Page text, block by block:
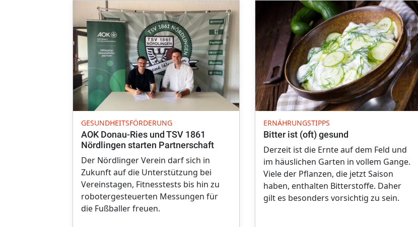
GESUNDHEITSFÖRDERUNG
AOK Donau-Ries und TSV 1861
Nördlingen starten Partnerschaft
Der Nördlinger Verein darf sich in
Zukunft auf die Unterstützung bei
Vereinstagen, Fitnesstests bis hin zu
robotergesteuerten Messungen für
die Fußballer freuen.
ERNÄHRUNGSTIPPS
Bitter ist (oft) gesund
Derzeit ist die Ernte auf dem Feld und
im häuslichen Garten in vollem Gange.
Viele der Pflanzen, die jetzt Saison
haben, enthalten Bitterstoffe. Daher
gilt es besonders vorsichtig zu sein.